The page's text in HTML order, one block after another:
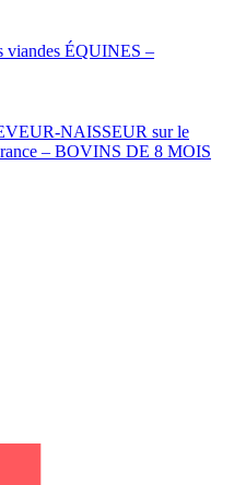
viandes ÉQUINES –
NAISSEUR sur le
– BOVINS DE 8 MOIS